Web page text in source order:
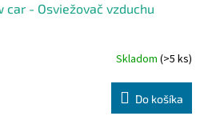
car - Osviežovač vzduchu
Skladom (>5 ks)
Do košíka